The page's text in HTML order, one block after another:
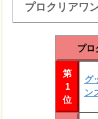
プロクリアワ
プロ
第
1
位
グ
ン